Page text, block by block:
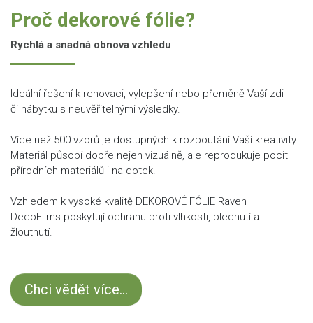
Proč dekorové fólie?
Rychlá a snadná obnova vzhledu
Ideální řešení k renovaci, vylepšení nebo přeměně Vaší zdi
či nábytku s neuvěřitelnými výsledky.
Více než 500 vzorů je dostupných k rozpoutání Vaší kreativity.
Materiál působí dobře nejen vizuálně, ale reprodukuje pocit
přírodních materiálů i na dotek.
Vzhledem k vysoké kvalitě DEKOROVÉ FÓLIE Raven
DecoFilms poskytují ochranu proti vlhkosti, blednutí a
žloutnutí.
Chci vědět více...